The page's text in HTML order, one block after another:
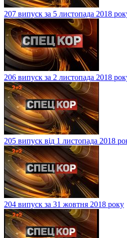
207 випуск за 5 листопада 2018
206 випуск за 2 листопада 2018
205 випуск від 1 листопада 2018
204 випуск за 31 жовтня 2018 року